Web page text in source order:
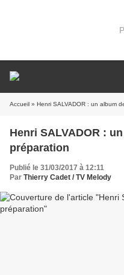
Accueil » Henri SALVADOR : un album
Henri SALVADOR :
préparation
Publié le 31/03/2017 à 12:11
Par Thierry Cadet / TV Melody